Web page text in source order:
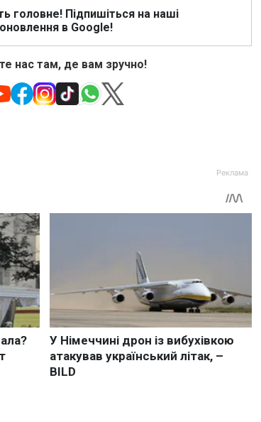
головне! Підпишіться на наші
оновлення в Google!
нас там, де вам зручно!